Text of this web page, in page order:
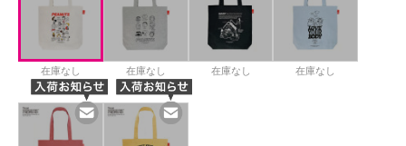
在庫なし 在庫なし 在庫なし 在庫なし